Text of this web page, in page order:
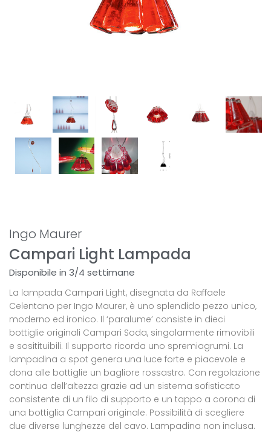
Ingo Maurer
Campari Light Lampada
Disponibile in 3/4 settimane
La lampada Campari Light, disegnata da Raffaele
Celentano per Ingo Maurer, è uno splendido pezzo unico,
moderno ed ironico. Il ‘paralume’ consiste in dieci
bottiglie originali Campari Soda, singolarmente rimovibili
e sositituibili. Il supporto ricorda uno spremiagrumi. La
lampadina a spot genera una luce forte e piacevole e
dona alle bottiglie un bagliore rossastro. Con regolazione
continua dell’altezza grazie ad un sistema sofisticato
consistente di un filo di supporto e un tappo a corona di
una bottiglia Campari originale. Possibilità di scegliere
due diverse lunghezze del cavo. Lampadina non inclusa.